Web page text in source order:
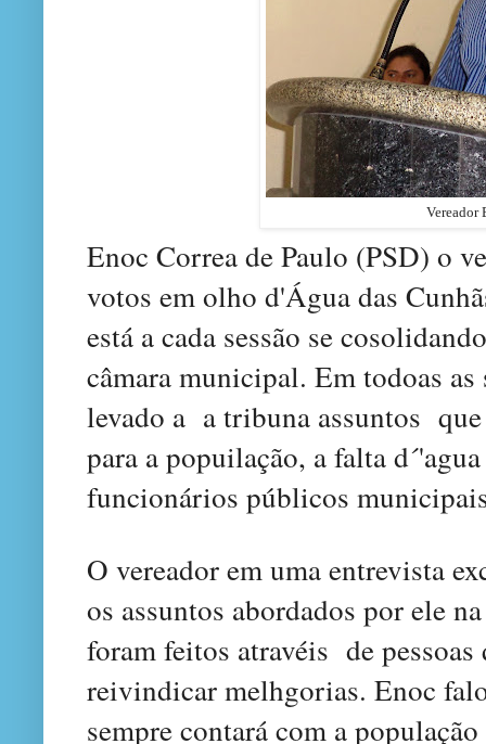
Vereador
Enoc Correa de Paulo (PSD) o
votos em olho d'Água das
está a cada sessão sec
câmara municipal. Em todoas as
levado a a tribuna assuntos
para a popuilação, a falta
funcionários públicos
O vereador em uma entrevista
os assuntos abordados por ele
foram feitos atravéis de
reivindicar melhgorias. Enoc
sempre contará com a